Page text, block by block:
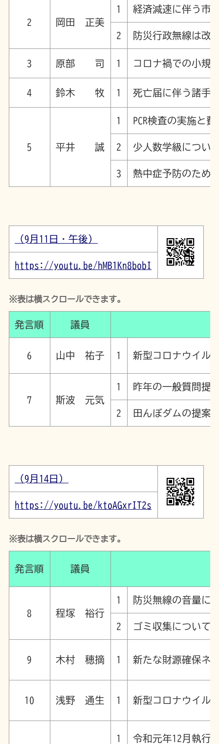
2 岡田 正美
1 経済減速に伴う市
2 防災行政無線は改
3 原部 司 1 コロナ禍での小規
4 鈴木 牧 1 死亡届に伴う諸手
5 平井 誠
1 PCR検査の実施と
2 少人数学級につい
3 熱中症予防のため
（9月11日・午後）
https://youtu.be/hMB1Kn8bobI
※表は横スクロールできます。
発言順 議員
6 山中 祐子 1 新型コロナウイル
7 斯波 元気
1 昨年の一般質問提
2 田んぼダムの提案
（9月14日）
https://youtu.be/ktoAGxrIT2s
※表は横スクロールできます。
発言順 議員
8 程塚 裕行
1 防災無線の音量に
2 ゴミ収集について
9 木村 穂摘 1 新たな財源確保ネ
10 浅野 通生 1 新型コロナウイル
1 令和元年12月執行